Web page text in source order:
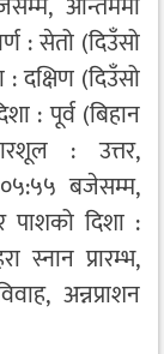
: सेतो (दिउँसो
दक्षिण (दिउँसो
: पूर्व (बिहान
: उत्तर,
बजेसम्म,
पाशको दिशा :
स्नान प्रारम्भ,
अन्नप्राशन